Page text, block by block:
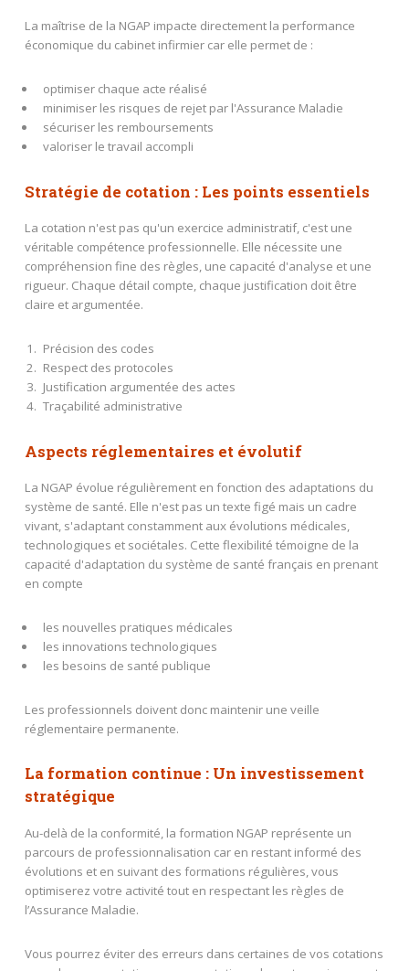
La maîtrise de la NGAP impacte directement la performance
économique du cabinet infirmier car elle permet de :
optimiser chaque acte réalisé
minimiser les risques de rejet par l'Assurance Maladie
sécuriser les remboursements
valoriser le travail accompli
Stratégie de cotation : Les points essentiels
La cotation n'est pas qu'un exercice administratif, c'est une
véritable compétence professionnelle. Elle nécessite une
compréhension fine des règles, une capacité d'analyse et une
rigueur. Chaque détail compte, chaque justification doit être
claire et argumentée.
Précision des codes
Respect des protocoles
Justification argumentée des actes
Traçabilité administrative
Aspects réglementaires et évolutif
La NGAP évolue régulièrement en fonction des adaptations du
système de santé. Elle n'est pas un texte figé mais un cadre
vivant, s'adaptant constamment aux évolutions médicales,
technologiques et sociétales. Cette flexibilité témoigne de la
capacité d'adaptation du système de santé français en prenant
en compte
les nouvelles pratiques médicales
les innovations technologiques
les besoins de santé publique
Les professionnels doivent donc maintenir une veille
réglementaire permanente.
La formation continue : Un investissement
stratégique
Au-delà de la conformité, la formation NGAP représente un
parcours de professionnalisation car en restant informé des
évolutions et en suivant des formations régulières, vous
optimiserez votre activité tout en respectant les règles de
l’Assurance Maladie.
Vous pourrez éviter des erreurs dans certaines de vos cotations